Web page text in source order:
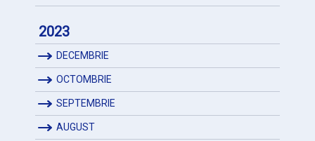
2023
DECEMBRIE
OCTOMBRIE
SEPTEMBRIE
AUGUST